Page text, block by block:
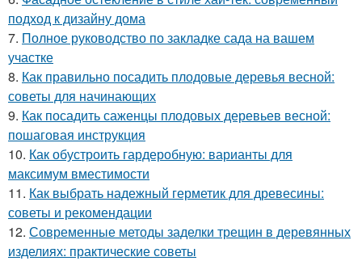
подход к дизайну дома
7. Полное руководство по закладке сада на вашем
участке
8. Как правильно посадить плодовые деревья весной:
советы для начинающих
9. Как посадить саженцы плодовых деревьев весной:
пошаговая инструкция
10. Как обустроить гардеробную: варианты для
максимум вместимости
11. Как выбрать надежный герметик для древесины:
советы и рекомендации
12. Современные методы заделки трещин в деревянных
изделиях: практические советы